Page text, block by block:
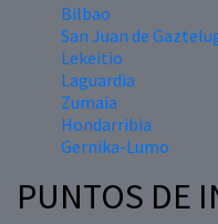
Bilbao
San Juan de
Lekeitio
Laguardia
Zumaia
Hondarribia
Gernika-Lumo
PUNTOS DE